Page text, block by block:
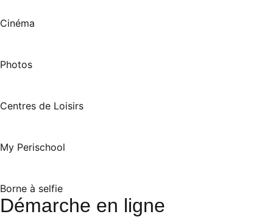
Cinéma
Photos
Centres de Loisirs
My Perischool
Borne à selfie
Démarche en ligne